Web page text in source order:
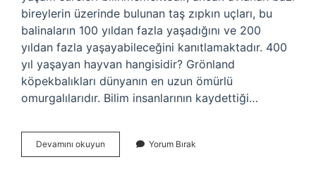
bireylerin üzerinde bulunan taş zıpkın uçları, bu
balinaların 100 yıldan fazla yaşadığını ve 200
yıldan fazla yaşayabileceğini kanıtlamaktadır. 400
yıl yaşayan hayvan hangisidir? Grönland
köpekbalıkları dünyanın en uzun ömürlü
omurgalılarıdır. Bilim insanlarının kaydettiği…
Devamını okuyun
En
Yorum Bırak